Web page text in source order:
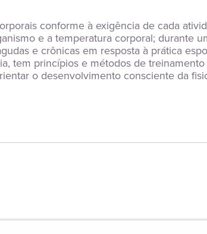
conforme à exigência de cada
e a temperatura corporal; durante
e crônicas em resposta à prática
tem princípios e métodos de
o desenvolvimento consciente da